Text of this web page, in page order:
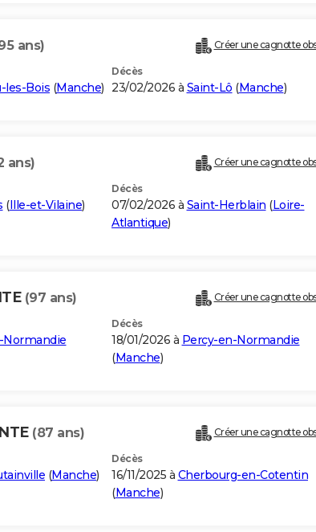
ans) Créer une cagnotte
les-Bois (Manche)
Décès
23/02/2026 à Saint-Lô (Manche)
ans) Créer une cagnotte
(Ille-et-Vilaine)
Décès
07/02/2026 à Saint-Herblain (Loire-
Atlantique)
(97 ans) Créer une cagnotte
Normandie
Décès
18/01/2026 à Percy-en-Normandie
(Manche)
(87 ans) Créer une cagnotte
(Manche)
Décès
16/11/2025 à Cherbourg-en-Cotentin
(Manche)